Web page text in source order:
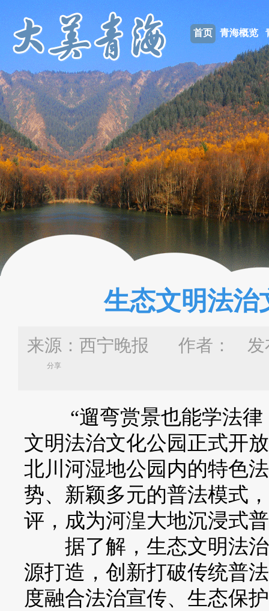
首页 青海概览
生态文明法治
来源：西宁晚报 作者： 发
分享
“遛弯赏景也能学法律
文明法治文化公园正式开
北川河湿地公园内的特色
势、新颖多元的普法模式
评，成为河湟大地沉浸式
据了解，生态文明法治
源打造，创新打破传统普
度融合法治宣传、生态保